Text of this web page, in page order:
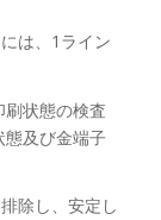
は、1ライン
状態の検査
態及び金端子
除し、安定し